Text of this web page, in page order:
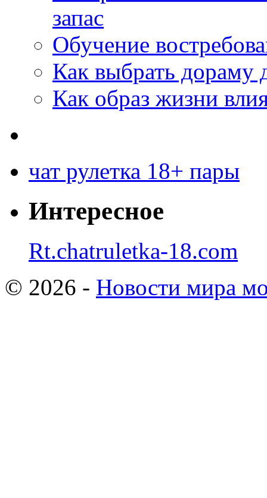
запас
Обучение
Как выбрать дораму
Как образ жизни
чат рулетка 18+ пары
Интересное
Rt.chatruletka-18.com
© 2026 - Новости мира